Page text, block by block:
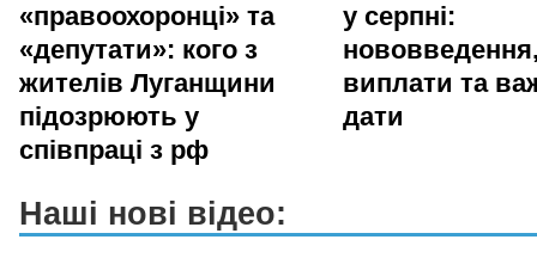
«правоохоронці» та
«депутати»: кого з
жителів Луганщини
підозрюють у
співпраці з рф
у серпні:
виплати та
дати
Наші нові відео: